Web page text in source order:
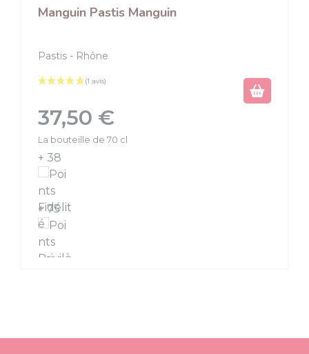
Manguin Pastis Manguin
Pastis Rhône
Prix
37,50 €
La bouteille de 70 cl
+ 38
+ 75